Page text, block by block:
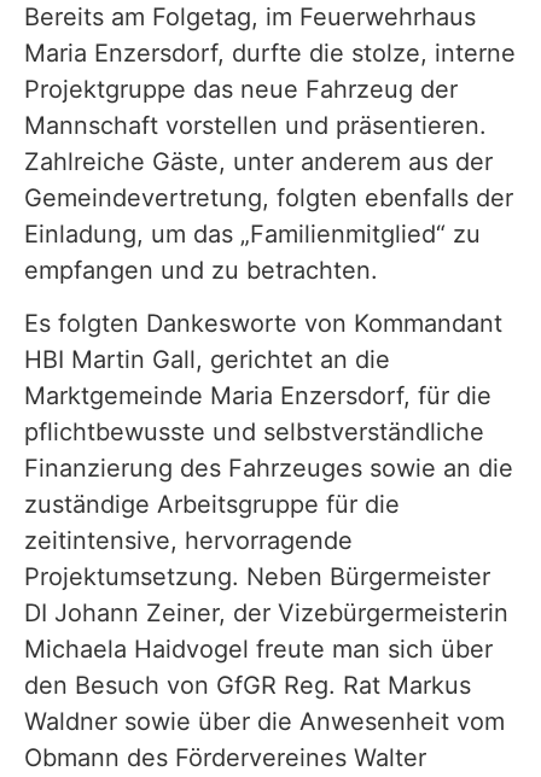
Bereits am Folgetag, im Feuerwehrhaus
Maria Enzersdorf, durfte die stolze, interne
Projektgruppe das neue Fahrzeug der
Mannschaft vorstellen und präsentieren.
Zahlreiche Gäste, unter anderem aus der
Gemeindevertretung, folgten ebenfalls der
Einladung, um das „Familienmitglied“ zu
empfangen und zu betrachten.
Es folgten Dankesworte von Kommandant
HBI Martin Gall, gerichtet an die
Marktgemeinde Maria Enzersdorf, für die
pflichtbewusste und selbstverständliche
Finanzierung des Fahrzeuges sowie an die
zuständige Arbeitsgruppe für die
zeitintensive, hervorragende
Projektumsetzung. Neben Bürgermeister
DI Johann Zeiner, der Vizebürgermeisterin
Michaela Haidvogel freute man sich über
den Besuch von GfGR Reg. Rat Markus
Waldner sowie über die Anwesenheit vom
Obmann des Fördervereines Walter